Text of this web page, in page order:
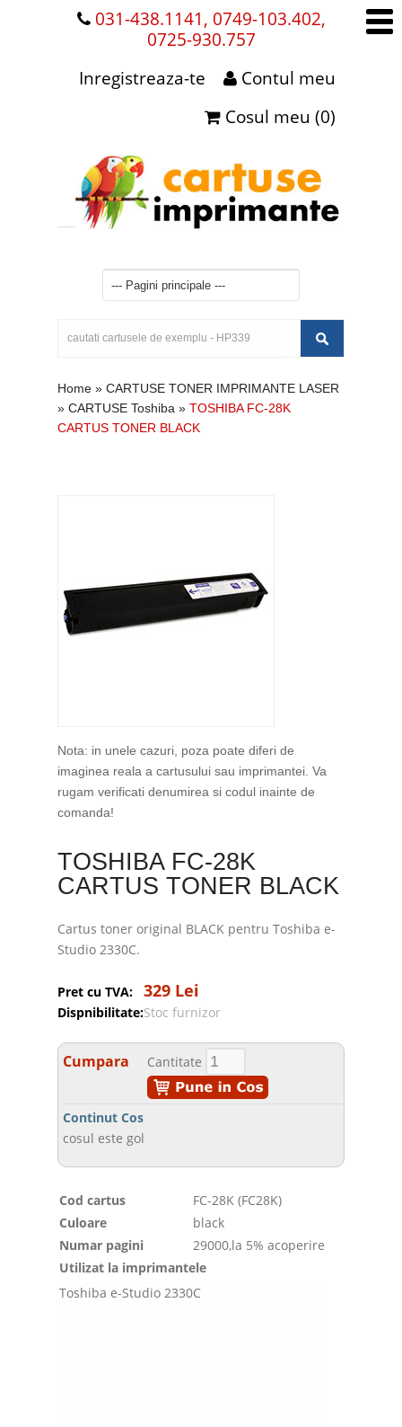
031-438.1141, 0749-103.402,
0725-930.757
Contul meu
Inregistreaza-te
Cosul meu (0)
Home » CARTUSE TONER IMPRIMANTE LASER
» CARTUSE Toshiba » TOSHIBA FC-28K
CARTUS TONER BLACK
Nota: in unele cazuri, poza poate diferi de
imaginea reala a cartusului sau imprimantei. Va
rugam verificati denumirea si codul inainte de
comanda!
TOSHIBA FC-28K
CARTUS TONER BLACK
Cartus toner original BLACK pentru Toshiba e-
Studio 2330C.
Pret cu TVA: 329 Lei
Dispnibilitate:Stoc furnizor
Cumpara Cantitate
Continut Cos
cosul este gol
Cod cartus
FC-28K (FC28K)
Culoare
black
Numar pagini
29000,la 5% acoperire
Utilizat la imprimantele
Toshiba e-Studio 2330C